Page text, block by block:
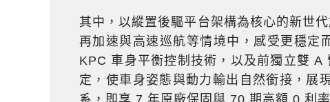
其中，以縱置後驅平台架構為核心的新世
再加速與高速巡航等情境中，感受更穩定
KPC 車身平衡控制技術，以及前獨立雙
定，使車身姿態與動力輸出自然銜接，展
系，即享 7 年原廠保固與 70 期高額 0 利